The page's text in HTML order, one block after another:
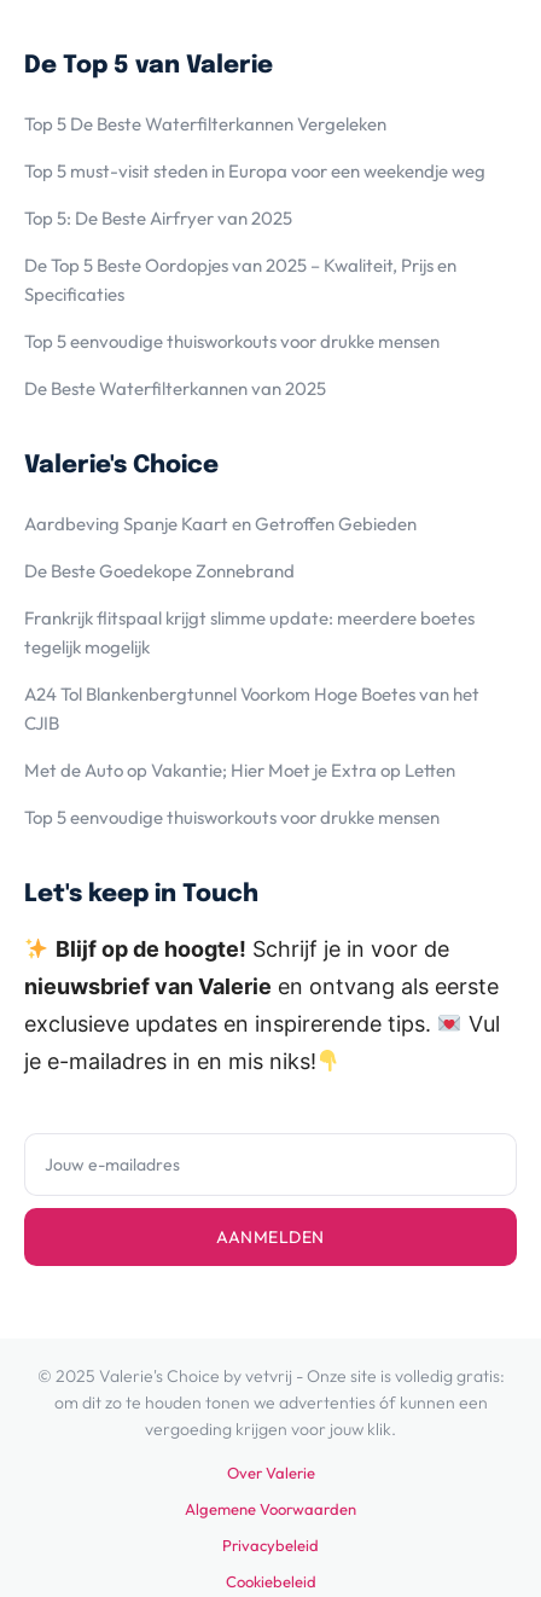
De Top 5 van Valerie
Top 5 De Beste Waterfilterkannen Vergeleken
Top 5 must-visit steden in Europa voor een weekendje weg
Top 5: De Beste Airfryer van 2025
De Top 5 Beste Oordopjes van 2025 – Kwaliteit, Prijs en
Specificaties
Top 5 eenvoudige thuisworkouts voor drukke mensen
De Beste Waterfilterkannen van 2025
Valerie's Choice
Aardbeving Spanje Kaart en Getroffen Gebieden
De Beste Goedekope Zonnebrand
Frankrijk flitspaal krijgt slimme update: meerdere boetes
tegelijk mogelijk
A24 Tol Blankenbergtunnel Voorkom Hoge Boetes van het
CJIB
Met de Auto op Vakantie; Hier Moet je Extra op Letten
Top 5 eenvoudige thuisworkouts voor drukke mensen
Let's keep in Touch
Blijf op de hoogte! Schrijf je in voor de
nieuwsbrief van Valerie en ontvang als eerste
exclusieve updates en inspirerende tips.
Vul
je e-mailadres in en mis niks!
AANMELDEN
© 2025 Valerie's Choice by vetvrij - Onze site is volledig gratis:
om dit zo te houden tonen we advertenties óf kunnen een
vergoeding krijgen voor jouw klik.
Over Valerie
Algemene Voorwaarden
Privacybeleid
Cookiebeleid